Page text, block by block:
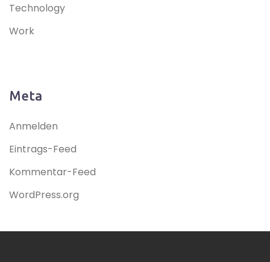
Technology
Work
Meta
Anmelden
Eintrags-Feed
Kommentar-Feed
WordPress.org